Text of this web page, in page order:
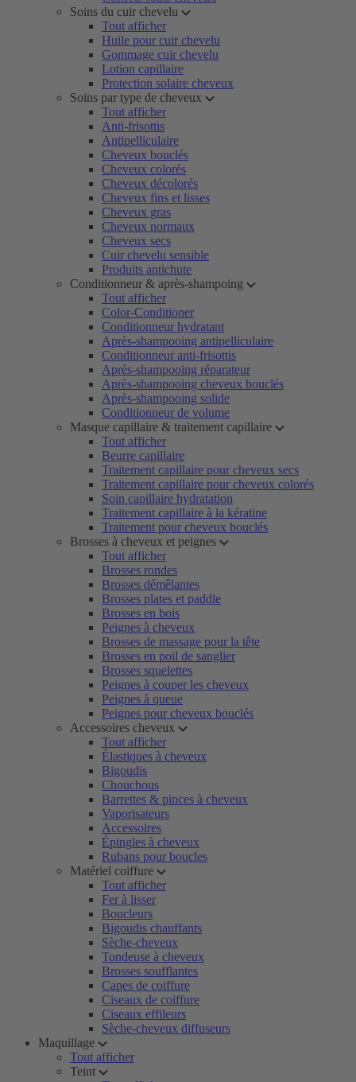
Soins du cuir chevelu
Tout afficher
Huile pour cuir chevelu
Gommage cuir chevelu
Lotion capillaire
Protection solaire cheveux
Soins par type de cheveux
Tout afficher
Anti-frisottis
Antipelliculaire
Cheveux bouclés
Cheveux colorés
Cheveux décolorés
Cheveux fins et lisses
Cheveux gras
Cheveux normaux
Cheveux secs
Cuir chevelu sensible
Produits antichute
Conditionneur & après-shampoing
Tout afficher
Color-Conditioner
Conditionneur hydratant
Après-shampooing antipelliculaire
Conditionneur anti-frisottis
Après-shampooing réparateur
Après-shampooing cheveux bouclés
Après-shampooing solide
Conditionneur de volume
Masque capillaire & traitement capillaire
Tout afficher
Beurre capillaire
Traitement capillaire pour cheveux secs
Traitement capillaire pour cheveux colorés
Soin capillaire hydratation
Traitement capillaire à la kératine
Traitement pour cheveux bouclés
Brosses à cheveux et peignes
Tout afficher
Brosses rondes
Brosses démêlantes
Brosses plates et paddle
Brosses en bois
Peignes à cheveux
Brosses de massage pour la tête
Brosses en poil de sanglier
Brosses squelettes
Peignes à couper les cheveux
Peignes à queue
Peignes pour cheveux bouclés
Accessoires cheveux
Tout afficher
Élastiques à cheveux
Bigoudis
Chouchous
Barrettes & pinces à cheveux
Vaporisateurs
Accessoires
Épingles à cheveux
Rubans pour boucles
Matériel coiffure
Tout afficher
Fer à lisser
Boucleurs
Bigoudis chauffants
Sèche-cheveux
Tondeuse à cheveux
Brosses soufflantes
Capes de coiffure
Ciseaux de coiffure
Ciseaux effileurs
Sèche-cheveux diffuseurs
Maquillage
Tout afficher
Teint